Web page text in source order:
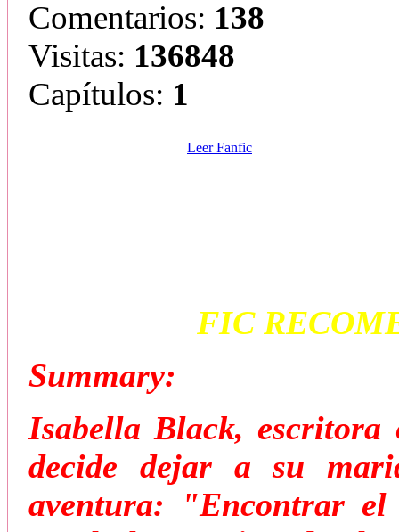
Comentarios: 138
Visitas: 136848
Capítulos: 1
Leer Fanfic
FIC
Summary:
Isabella Black, escritora
decide dejar a su
aventura: "Encontrar el